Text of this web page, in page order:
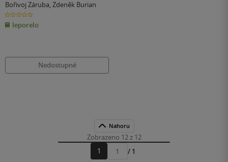
Bořivoj Záruba, Zdeněk Burian
0.0
z
5
hvězdiček
leporelo
Nedostupné
Nahoru
Zobrazeno 12 z 12
1
Přejít
/ 1